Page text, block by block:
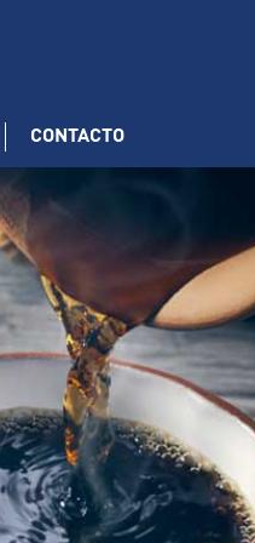
CONTACTO